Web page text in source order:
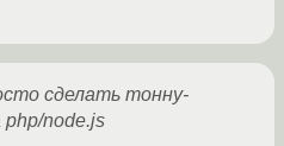
сделать тонну-
php/node.js